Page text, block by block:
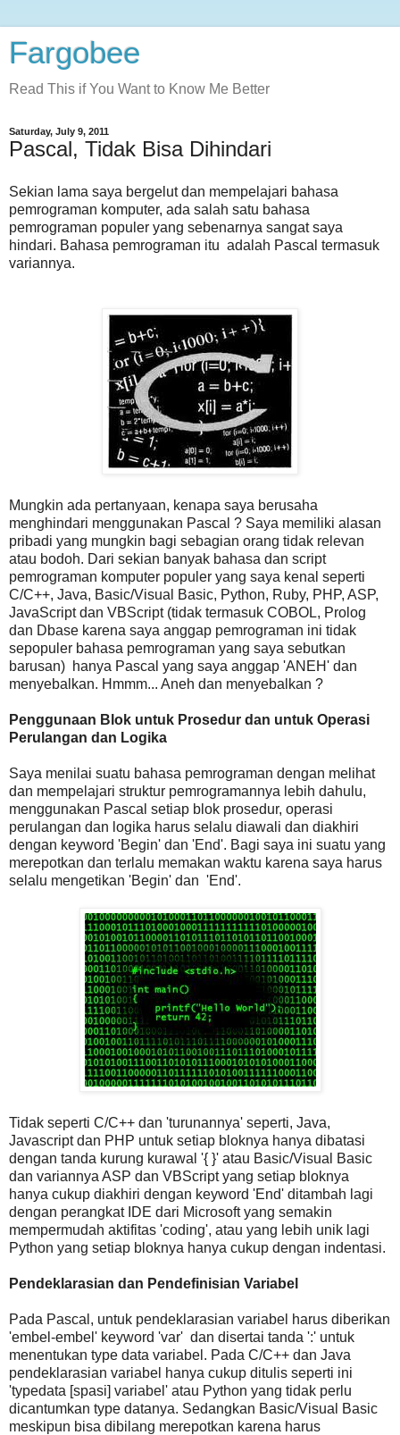
Fargobee
Read This if You Want to Know Me Better
Saturday, July 9, 2011
Pascal, Tidak Bisa Dihindari
Sekian lama saya bergelut dan mempelajari bahasa
pemrograman komputer, ada salah satu bahasa
pemrograman populer yang sebenarnya sangat saya
hindari. Bahasa pemrograman itu adalah Pascal termasuk
variannya.
Mungkin ada pertanyaan, kenapa saya berusaha
menghindari menggunakan Pascal ? Saya memiliki alasan
pribadi yang mungkin bagi sebagian orang tidak relevan
atau bodoh. Dari sekian banyak bahasa dan script
pemrograman komputer populer yang saya kenal seperti
C/C​​++, Java, Basic/Visual Basic, Python, Ruby, PHP, ASP,
JavaScript dan VBScript (tidak termasuk COBOL, Prolog
dan Dbase karena saya anggap pemrograman ini tidak
sepopuler bahasa pemrograman yang saya sebutkan
barusan) hanya Pascal yang saya anggap 'ANEH' dan
menyebalkan. Hmmm... Aneh dan menyebalkan ?
Penggunaan Blok untuk Prosedur dan untuk Operasi
Perulangan dan Logika
Saya menilai suatu bahasa pemrograman dengan melihat
dan mempelajari struktur pemrogramannya lebih dahulu,
menggunakan Pascal setiap blok prosedur, operasi
perulangan dan logika harus selalu diawali dan diakhiri
dengan keyword 'Begin' dan 'End'. Bagi saya ini suatu yang
merepotkan dan terlalu memakan waktu karena saya harus
selalu mengetikan 'Begin' dan 'End'.
Tidak seperti C/C++ dan 'turunannya' seperti, Java,
Javascript dan PHP untuk setiap bloknya hanya dibatasi
dengan tanda kurung kurawal '{ }' atau Basic/Visual Basic
dan variannya ASP dan VBScript yang setiap bloknya
hanya cukup diakhiri dengan keyword 'End' ditambah lagi
dengan perangkat IDE dari Microsoft yang semakin
mempermudah aktifitas 'coding', atau yang lebih unik lagi
Python yang setiap bloknya hanya cukup dengan indentasi.
Pendeklarasian dan Pendefinisian Variabel
Pada Pascal, untuk pendeklarasian variabel harus diberikan
'embel-embel' keyword 'var' dan disertai tanda ':' untuk
menentukan type data variabel. Pada C/C++ dan Java
pendeklarasian variabel hanya cukup ditulis seperti ini
'typedata [spasi] variabel' atau Python yang tidak perlu
dicantumkan type datanya. Sedangkan Basic/Visual Basic
meskipun bisa dibilang merepotkan karena harus